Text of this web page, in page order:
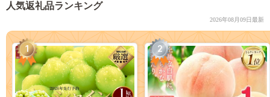
人気返礼品ランキング
2026年08月09日最新
1 2